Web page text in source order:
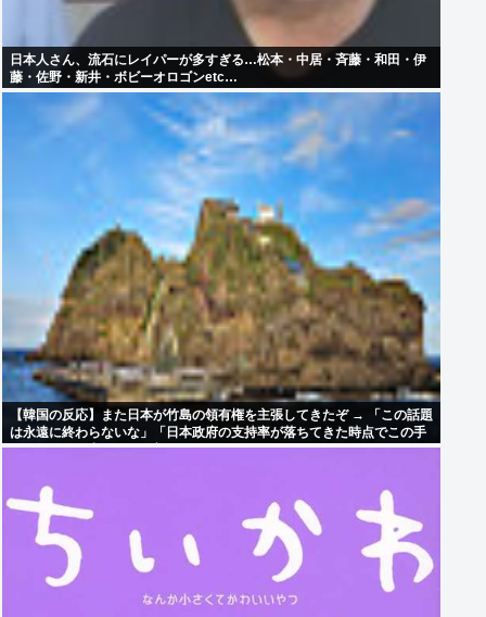
日本人さん、流石にレイパーが多すぎる…松本・中居・斉藤・和田・伊
藤・佐野・新井・ボビーオロゴンetc…
【韓国の反応】また日本が竹島の領有権を主張してきたぞ → 「この話題
は永遠に終わらないな」「日本政府の支持率が落ちてきた時点でこの手
のニュースが出るのは予想できた」